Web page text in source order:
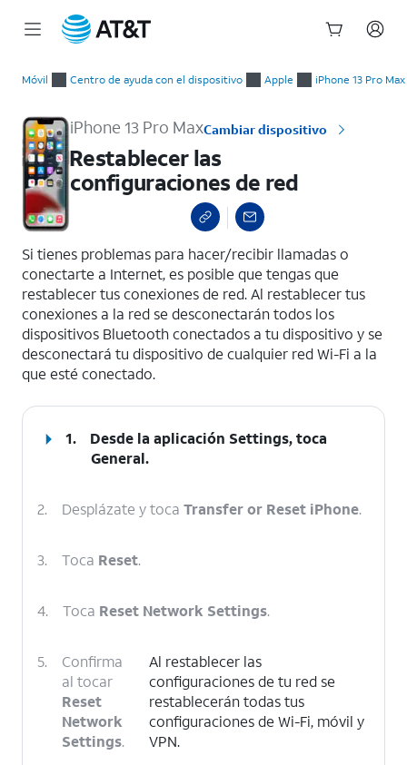
Móvil Centro de ayuda con el dispositivo Apple iPhone 13 Pro Max
iPhone 13 Pro MaxCambiar dispositivo
Restablecer las
configuraciones de red
Si tienes problemas para hacer/recibir llamadas o
conectarte a Internet, es posible que tengas que
restablecer tus conexiones de red. Al restablecer tus
conexiones a la red se desconectarán todos los
dispositivos Bluetooth conectados a tu dispositivo y se
desconectará tu dispositivo de cualquier red Wi-Fi a la
que esté conectado.
1.
Desde la aplicación Settings, toca
General.
2. Desplázate y toca Transfer or Reset iPhone.
3. Toca Reset.
4. Toca Reset Network Settings.
5.
Confirma
al tocar
Reset
Network
Settings.
Al restablecer las
configuraciones de tu red se
restablecerán todas tus
configuraciones de Wi-Fi, móvil y
VPN.